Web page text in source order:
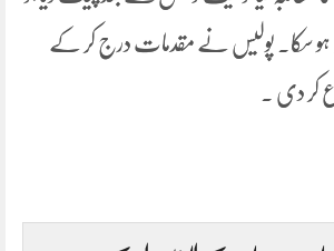
سکا۔ پولیس نے مقدمات درج کر کے
کر دی ۔